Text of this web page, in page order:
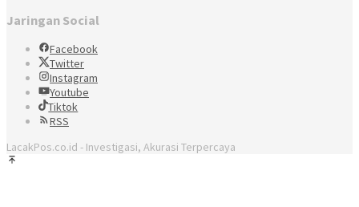
Jaringan Social
Facebook
Twitter
Instagram
Youtube
Tiktok
RSS
LacakPos.co.id - Investigasi, Akurasi Terpercaya